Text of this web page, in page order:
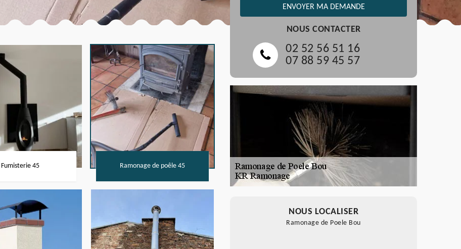
Fumisterie 45 Ramonage de poêle 45
NOUS CONTACTER
02 52 56 51 16
07 88 59 45 57
NOUS LOCALISER
Ramonage de Poele Bou